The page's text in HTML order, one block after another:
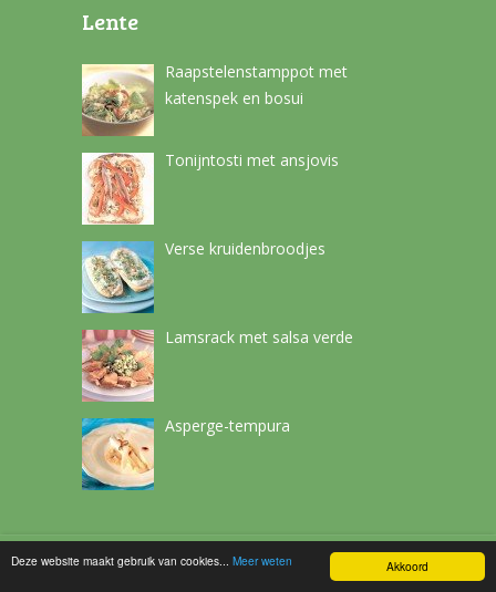
Akkoord
Deze website maakt gebruik van cookies... Meer weten
Lente
Raapstelenstamppot met
katenspek en bosui
Tonijntosti met ansjovis
Verse kruidenbroodjes
Lamsrack met salsa verde
Asperge-tempura
NetchefCopyright © 2026.